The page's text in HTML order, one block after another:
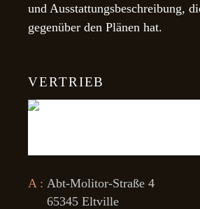
und Ausstattungsbeschreibung,
gegenüber den Plänen hat.
VERTRIEB
A : Abt-Molitor-Straße 4
65345 Eltville